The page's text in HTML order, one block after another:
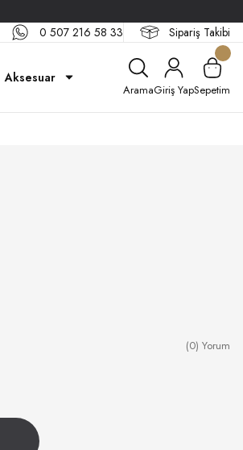
0 507 216 58 33 Sipariş Takibi
Aksesuar
AramaGiriş YapSepetim
(0) Yorum